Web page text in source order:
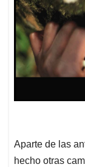
Aparte de las
hecho otras